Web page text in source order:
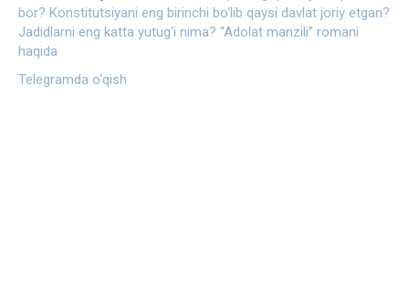
bor? Konstitutsiyani eng birinchi bo‘lib qaysi davlat joriy etgan?
Jadidlarni eng katta yutug‘i nima? “Adolat manzili” romani
haqida
Telegramda o‘qish